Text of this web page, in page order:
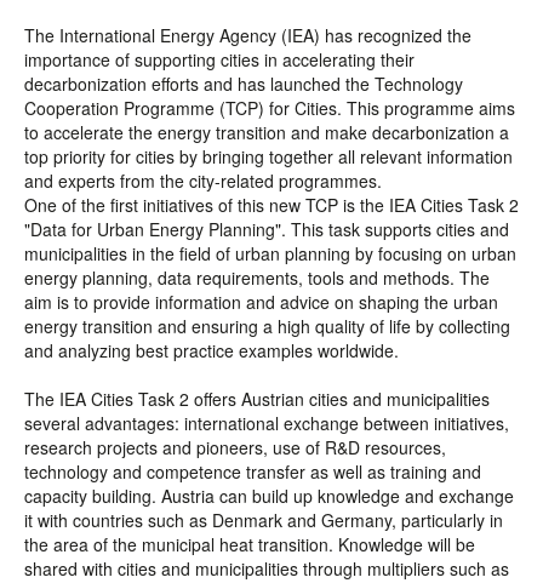
The International Energy Agency (IEA) has recognized the
importance of supporting cities in accelerating their
decarbonization efforts and has launched the Technology
Cooperation Programme (TCP) for Cities. This programme aims
to accelerate the energy transition and make decarbonization a
top priority for cities by bringing together all relevant information
and experts from the city-related programmes.
One of the first initiatives of this new TCP is the IEA Cities Task 2
"Data for Urban Energy Planning". This task supports cities and
municipalities in the field of urban planning by focusing on urban
energy planning, data requirements, tools and methods. The
aim is to provide information and advice on shaping the urban
energy transition and ensuring a high quality of life by collecting
and analyzing best practice examples worldwide.
The IEA Cities Task 2 offers Austrian cities and municipalities
several advantages: international exchange between initiatives,
research projects and pioneers, use of R&D resources,
technology and competence transfer as well as training and
capacity building. Austria can build up knowledge and exchange
it with countries such as Denmark and Germany, particularly in
the area of the municipal heat transition. Knowledge will be
shared with cities and municipalities through multipliers such as